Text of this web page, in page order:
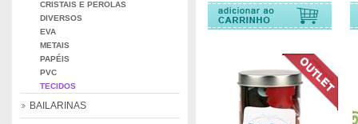
CRISTAIS E PEROLAS
DIVERSOS
EVA
METAIS
PAPÉIS
PVC
TECIDOS
BAILARINAS
Comprar